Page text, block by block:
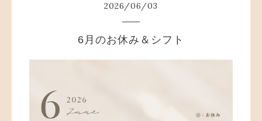
2026/06/03
6月のお休み＆シフト